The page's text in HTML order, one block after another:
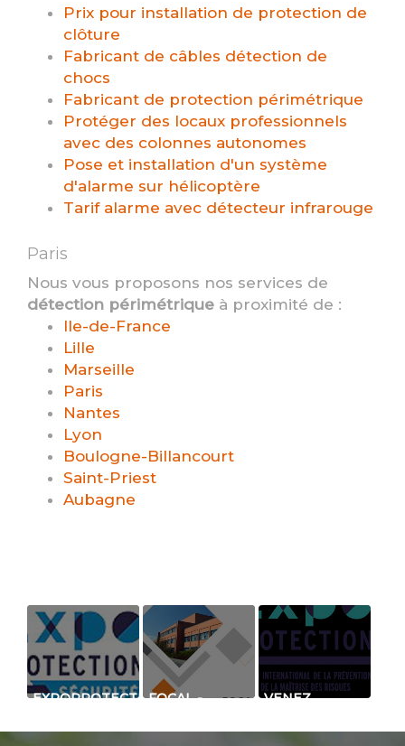
Prix pour installation de protection de
clôture
Fabricant de câbles détection de
chocs
Fabricant de protection périmétrique
Protéger des locaux professionnels
avec des colonnes autonomes
Pose et installation d'un système
d'alarme sur hélicoptère
Tarif alarme avec détecteur infrarouge
Paris
Nous vous proposons nos services de
détection périmétrique à proximité de :
Ile-de-France
Lille
Marseille
Paris
Nantes
Lyon
Boulogne-Billancourt
Saint-Priest
Aubagne
EXPOPROTECTIONFOCAL -
VENEZ